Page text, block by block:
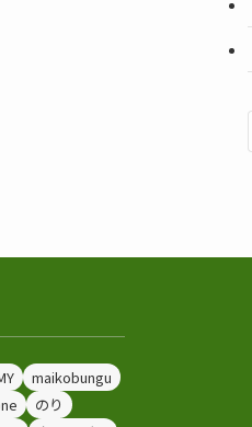
maikobungu
のり